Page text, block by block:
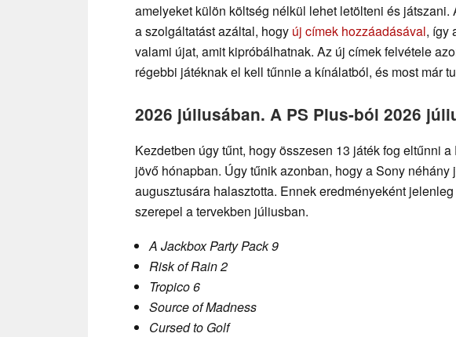
amelyeket külön költség nélkül lehet letölteni és
a szolgáltatást azáltal, hogy új címek hozzáadásával, így
valami újat, amit kipróbálhatnak. Az új címek felvétele
régebbi játéknak el kell tűnnie a kínálatból, és most már
2026 júliusában. A PS Plus-ból 2026
Kezdetben úgy tűnt, hogy összesen 13 játék fog eltűnni
jövő hónapban. Úgy tűnik azonban, hogy a Sony néhány
augusztusára halasztotta. Ennek eredményeként
szerepel a tervekben júliusban.
A Jackbox Party Pack 9
Risk of Rain 2
Tropico 6
Source of Madness
Cursed to Golf